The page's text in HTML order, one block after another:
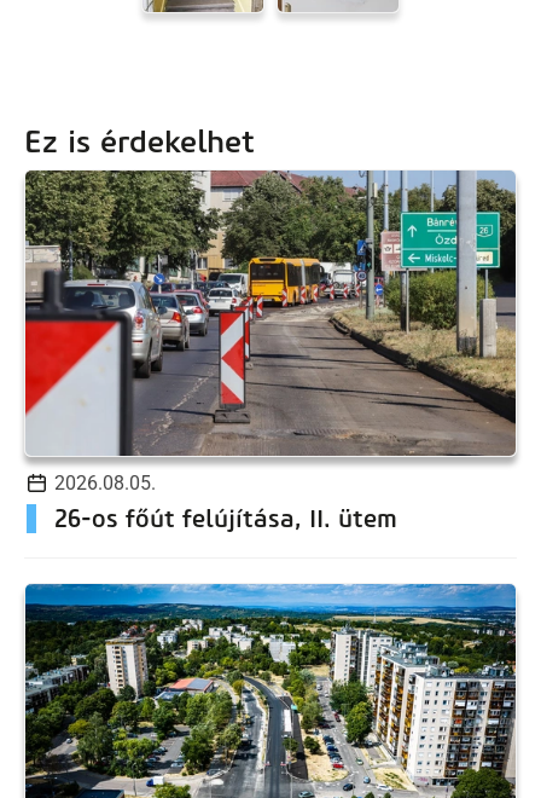
Ez is érdekelhet
2026.08.05.
26-os főút felújítása, II. ütem